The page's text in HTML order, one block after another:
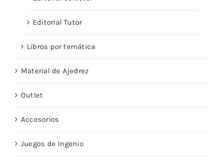
Editorial Tutor
Libros por temática
Material de Ajedrez
Outlet
Accesorios
Juegos de Ingenio